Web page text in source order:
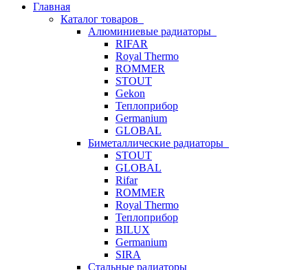
Главная
Каталог товаров
Алюминиевые радиаторы
RIFAR
Royal Thermo
ROMMER
STOUT
Gekon
Теплоприбор
Germanium
GLOBAL
Биметаллические радиаторы
STOUT
GLOBAL
Rifar
ROMMER
Royal Thermo
Теплоприбор
BILUX
Germanium
SIRA
Стальные радиаторы